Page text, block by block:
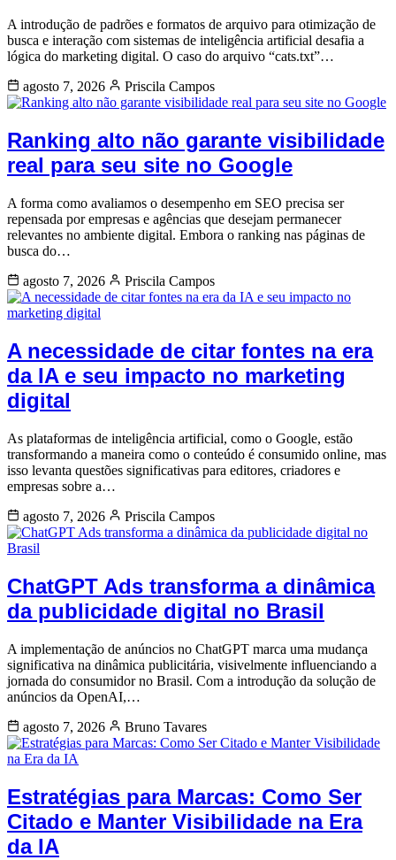
A introdução de padrões e formatos de arquivo para otimização de
busca e interação com sistemas de inteligência artificial desafia a
lógica do marketing digital. O caso do arquivo “cats.txt”…
agosto 7, 2026
Priscila Campos
Ranking alto não garante visibilidade
real para seu site no Google
A forma como avaliamos o desempenho em SEO precisa ser
repensada por empresas e agências que desejam permanecer
relevantes no ambiente digital. Embora o ranking nas páginas de
busca do…
agosto 7, 2026
Priscila Campos
A necessidade de citar fontes na era
da IA e seu impacto no marketing
digital
As plataformas de inteligência artificial, como o Google, estão
transformando a maneira como o conteúdo é consumido online, mas
isso levanta questões significativas para editores, criadores e
empresas sobre a…
agosto 7, 2026
Priscila Campos
ChatGPT Ads transforma a dinâmica
da publicidade digital no Brasil
A implementação de anúncios no ChatGPT marca uma mudança
significativa na dinâmica publicitária, visivelmente influenciando a
jornada do consumidor no Brasil. Com a introdução da solução de
anúncios da OpenAI,…
agosto 7, 2026
Bruno Tavares
Estratégias para Marcas: Como Ser
Citado e Manter Visibilidade na Era
da IA